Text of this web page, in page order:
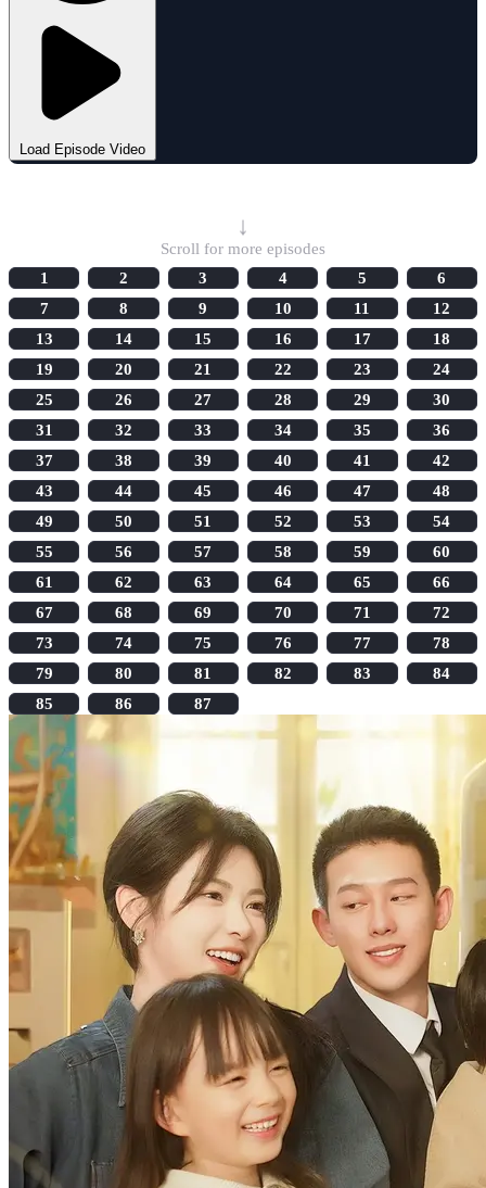
Load Episode Video
↓
Scroll for more episodes
1
2 3 4 5
6
7
8 9 10 11
12
13
14 15 16 17
18
19
20 21 22 23
24
25
26 27 28 29
30
31
32 33 34 35
36
37
38 39 40 41
42
43
44 45 46 47
48
49
50 51 52 53
54
55
56 57 58 59
60
61
62 63 64 65
66
67
68 69 70 71
72
73
74 75 76 77
78
79
80 81 82 83
84
85
86 87